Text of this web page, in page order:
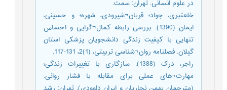
در علوم انسانی. تهران: سمت.
خلعتبری، جواد؛ قربان¬شیرودی، شهره؛ و حسینی،
ایمان (1390). بررسی رابطه کمال¬گرایی و احساس
تنهایی با کیفیت زندگی دانشجویان پزشکی استان
گیلان. فصلنامه روان¬شناسی تربیتی، (1)2، 131-117.
راجر، درک (1388). سازگاری با تغییرات زندگی؛
مهارت¬های عملی برای مقابله با فشار روانی.